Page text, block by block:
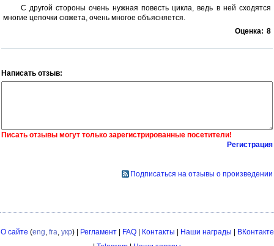
С другой стороны очень нужная повесть цикла, ведь в ней сходятся
многие цепочки сюжета, очень многое объясняется.
Оценка: 8
Написать отзыв:
Писать отзывы могут только зарегистрированные посетители!
Регистрация
Подписаться на отзывы о произведении
О сайте (eng, fra, укр) | Регламент| FAQ| Контакты Наши награды
ВКонтакте